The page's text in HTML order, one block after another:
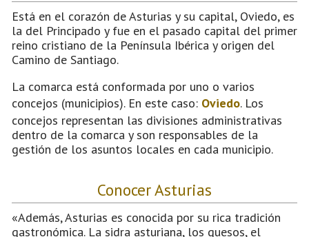
Está en el corazón de Asturias y su capital, Oviedo, es
la del Principado y fue en el pasado capital del primer
reino cristiano de la Península Ibérica y origen del
Camino de Santiago.
La comarca está conformada por uno o varios
concejos (municipios). En este caso: Oviedo. Los
concejos representan las divisiones administrativas
dentro de la comarca y son responsables de la
gestión de los asuntos locales en cada municipio.
Conocer Asturias
«Además, Asturias es conocida por su rica tradición
gastronómica. La sidra asturiana, los quesos, el